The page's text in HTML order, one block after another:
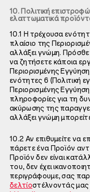
10. Πολιτική
ελαττωματικά
10.1 Η τρέχουσα
πλαίσιο της
αλλάξει γνώμη.
να ζητήσετε κάποια
Περιορισμένης
ενότητες 6 (Πολιτική
Περιορισμένης
πληροφορίες για τη
ακύρωσης της
αλλάξει γνώμη
10.2 Αν επιθυμείτε να
πάρετε ένα Προϊόν
Προϊόν δεν είναι
του, δεν έχει
περιγράφουμε, σας
δελτίοστέλνοντάς μας